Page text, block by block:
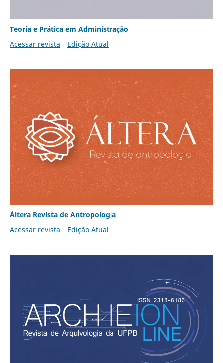
Teoria e Prática em Administração
Acessar revista
Edição Atual
Áltera Revista de Antropologia
Acessar revista
Edição Atual